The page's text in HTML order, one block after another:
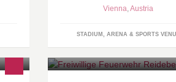
Vienna,Austria
STADIUM, ARENA & SPORTS